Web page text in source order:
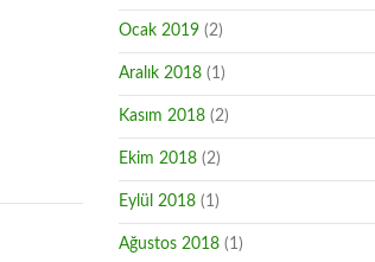
Ocak 2019 (2)
Aralık 2018 (1)
Kasım 2018 (2)
Ekim 2018 (2)
Eylül 2018 (1)
Ağustos 2018 (1)